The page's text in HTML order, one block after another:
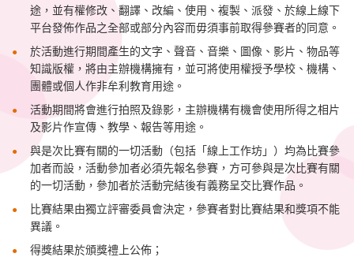
途，並有權修改、翻譯、改編、使用、複製、派發、於線上線下
平台發佈作品之全部或部分內容而毋須事前取得參賽者的同意。
於活動進行期間產生的文字、聲音、音樂、圖像、影片、物品等
知識版權，將由主辦機構擁有，並可將使用權授予學校、機構、
團體或個人作非牟利教育用途。
活動期間將會進行拍照及錄影，主辦機構有機會使用所得之相片
及影片作宣傳、教學、報告等用途。
與是次比賽有關的一切活動（包括「線上工作坊」）均為比賽參
加者而設，活動參加者必須先報名參賽，方可參與是次比賽有關
的一切活動，參加者於活動完結後有義務呈交比賽作品。
比賽結果由獨立評審委員會決定，參賽者對比賽結果和獎項不能
異議。
得獎結果於頒獎禮上公佈；